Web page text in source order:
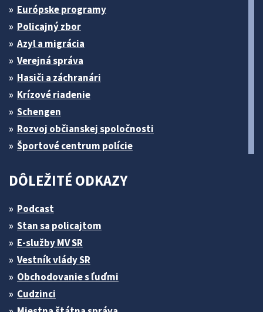
Európske programy
Policajný zbor
Azyl a migrácia
Verejná správa
Hasiči a záchranári
Krízové riadenie
Schengen
Rozvoj občianskej spoločnosti
Športové centrum polície
DÔLEŽITÉ ODKAZY
Podcast
Stan sa policajtom
E-služby MV SR
Vestník vlády SR
Obchodovanie s ľuďmi
Cudzinci